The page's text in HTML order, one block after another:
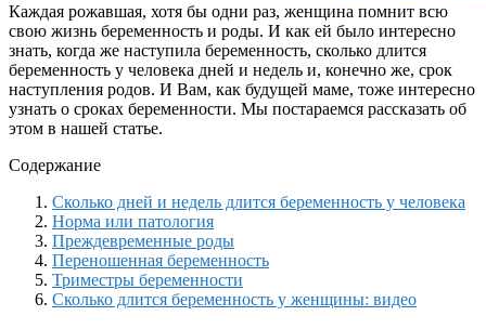
Каждая рожавшая, хотя бы одни раз, женщина помнит всю
свою жизнь беременность и роды. И как ей было интересно
знать, когда же наступила беременность, сколько длится
беременность у человека дней и недель и, конечно же, срок
наступления родов. И Вам, как будущей маме, тоже интересно
узнать о сроках беременности. Мы постараемся рассказать об
этом в нашей статье.
Содержание
Сколько дней и недель длится беременность у человека
Норма или патология
Преждевременные роды
Переношенная беременность
Триместры беременности
Сколько длится беременность у женщины: видео